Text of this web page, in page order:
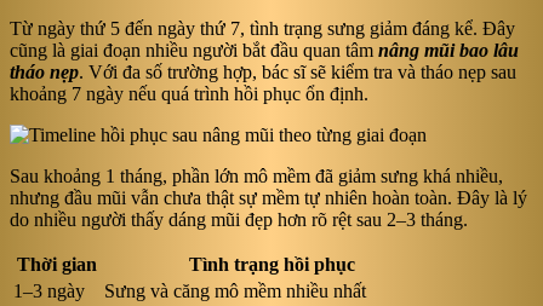
Từ ngày thứ 5 đến ngày thứ 7, tình trạng sưng giảm đáng kể. Đây
cũng là giai đoạn nhiều người bắt đầu quan tâm nâng mũi bao lâu
tháo nẹp. Với đa số trường hợp, bác sĩ sẽ kiểm tra và tháo nẹp sau
khoảng 7 ngày nếu quá trình hồi phục ổn định.
Sau khoảng 1 tháng, phần lớn mô mềm đã giảm sưng khá nhiều,
nhưng đầu mũi vẫn chưa thật sự mềm tự nhiên hoàn toàn. Đây là lý
do nhiều người thấy dáng mũi đẹp hơn rõ rệt sau 2–3 tháng.
Thời gian
Tình trạng hồi phục
1–3 ngày
Sưng và căng mô mềm nhiều nhất